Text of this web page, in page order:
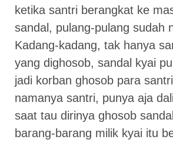
ketika santri berangkat ke
sandal, pulang-pulang sudah
Kadang-kadang, tak hanya
yang dighosob, sandal kyai
jadi korban ghosob para
namanya santri, punya aja
saat tau dirinya ghosob
barang-barang milik kyai itu